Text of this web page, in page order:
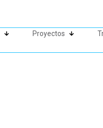
Proyectos